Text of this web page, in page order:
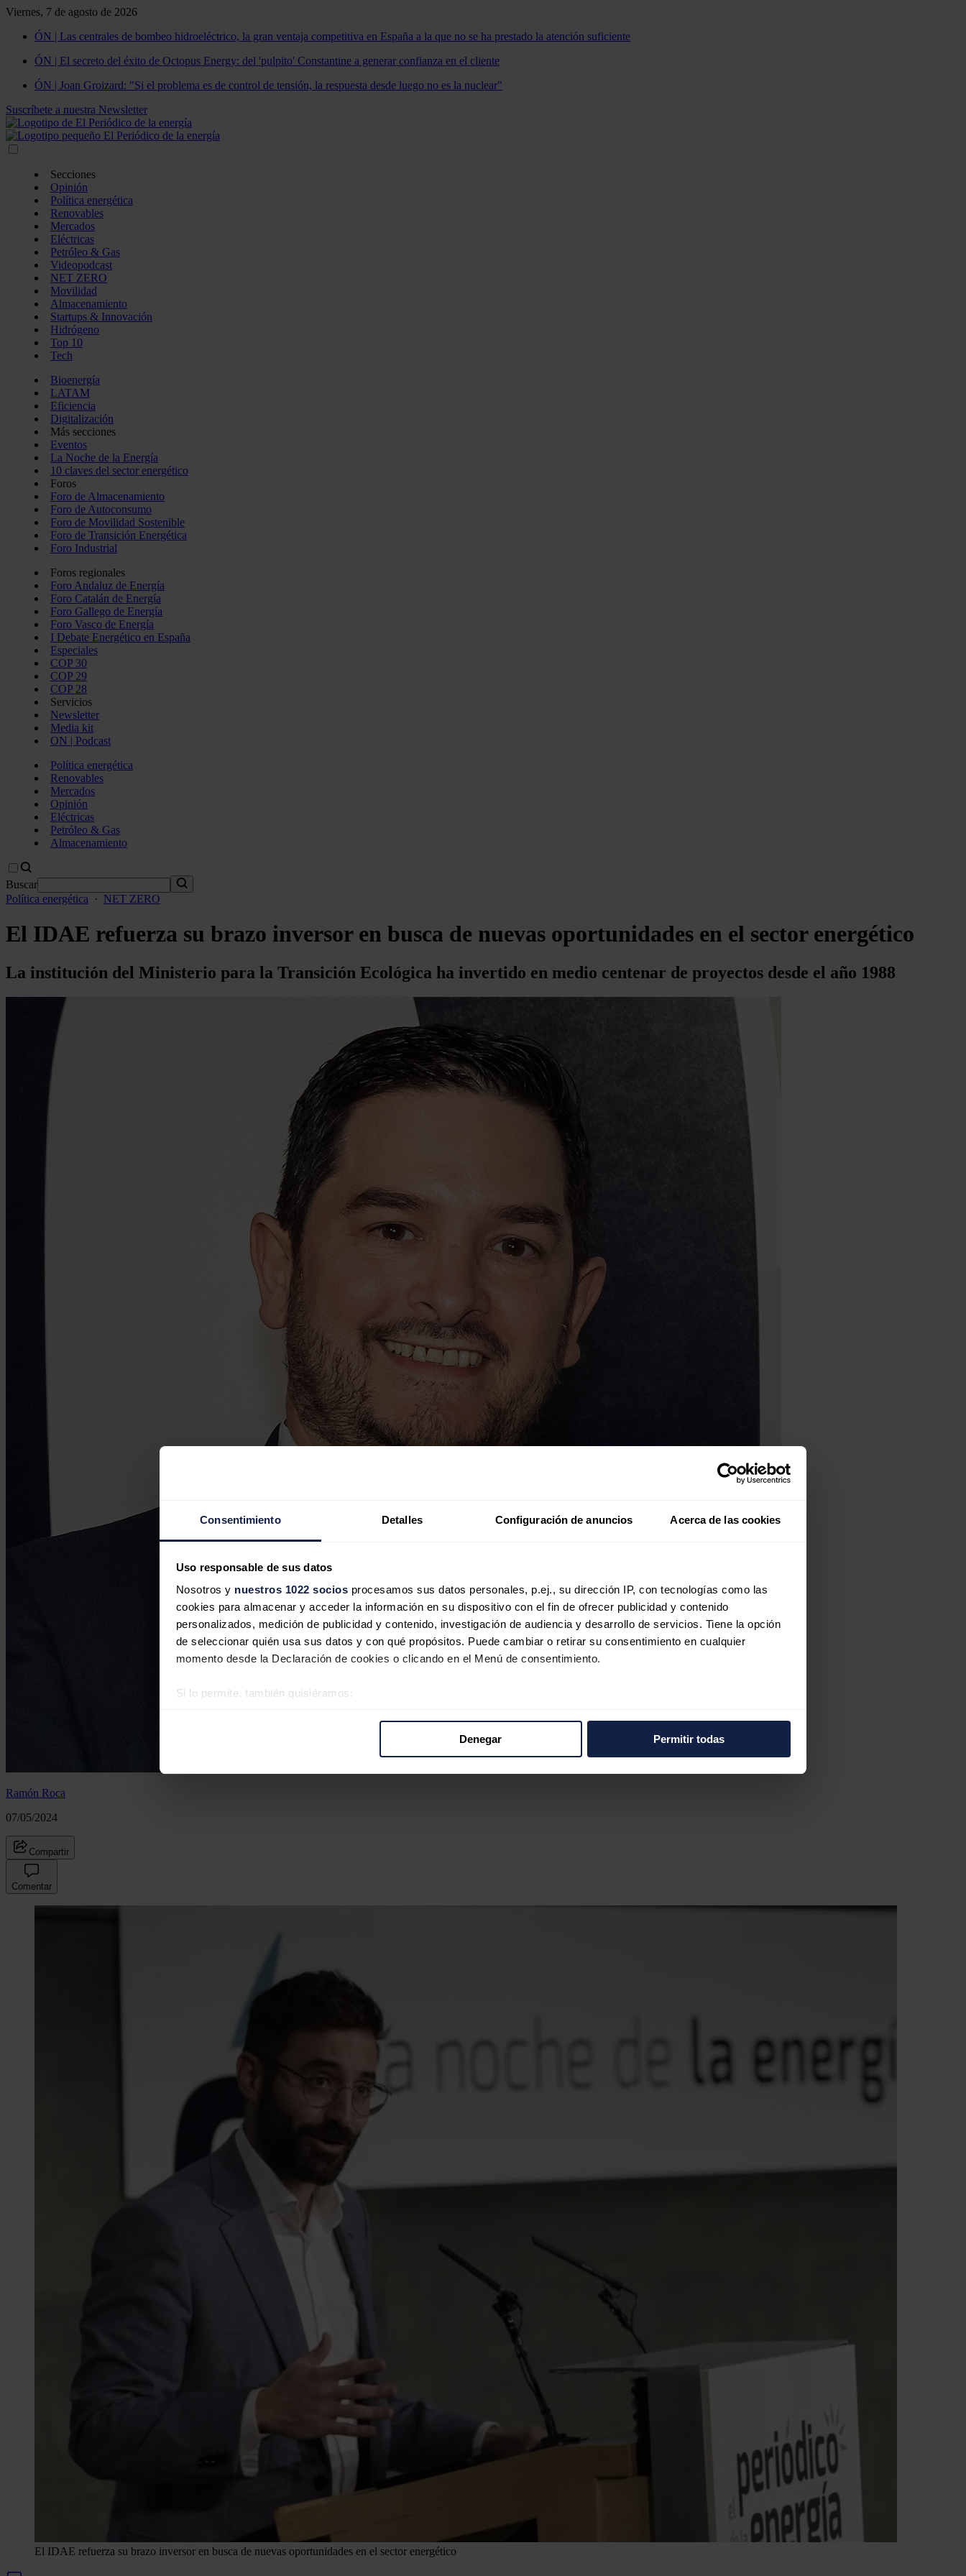
Consentimiento Detalles Configuración de anuncios Acerca de las cookies
Uso responsable de sus datos
Nosotros y nuestros 1022 socios procesamos sus datos personales, p.ej., su dirección IP, con tecnologías como las
cookies para almacenar y acceder la información en su dispositivo con el fin de ofrecer publicidad y contenido
personalizados, medición de publicidad y contenido, investigación de audiencia y desarrollo de servicios. Tiene la opción
de seleccionar quién usa sus datos y con qué propósitos. Puede cambiar o retirar su consentimiento en cualquier
momento desde la Declaración de cookies o clicando en el Menú de consentimiento.
Si lo permite, también quisiéramos:
Denegar Permitir todas
Viernes, 7 de agosto de 2026
ÓN | Las centrales de bombeo hidroeléctrico, la gran ventaja competitiva en España a la que no se ha prestado la atención suficiente
ÓN | El secreto del éxito de Octopus Energy: del 'pulpito' Constantine a generar confianza en el cliente
ÓN | Joan Groizard: "Si el problema es de control de tensión, la respuesta desde luego no es la nuclear"
Suscríbete a nuestra Newsletter
Secciones
Opinión
Política energética
Renovables
Mercados
Eléctricas
Petróleo & Gas
Videopodcast
NET ZERO
Movilidad
Almacenamiento
Startups & Innovación
Hidrógeno
Top 10
Tech
Bioenergía
LATAM
Eficiencia
Digitalización
Más secciones
Eventos
La Noche de la Energía
10 claves del sector energético
Foros
Foro de Almacenamiento
Foro de Autoconsumo
Foro de Movilidad Sostenible
Foro de Transición Energética
Foro Industrial
Foros regionales
Foro Andaluz de Energía
Foro Catalán de Energía
Foro Gallego de Energía
Foro Vasco de Energía
I Debate Energético en España
Especiales
COP 30
COP 29
COP 28
Servicios
Newsletter
Media kit
ON | Podcast
Política energética
Renovables
Mercados
Opinión
Eléctricas
Petróleo & Gas
Almacenamiento
Buscar
Política energética
· NET ZERO
El IDAE refuerza su brazo inversor en busca de nuevas oportunidades en el sector energético
La institución del Ministerio para la Transición Ecológica ha invertido en medio centenar de proyectos desde el año 1988
Ramón Roca
07/05/2024
Compartir
Comentar
El IDAE refuerza su brazo inversor en busca de nuevas oportunidades en el sector energético